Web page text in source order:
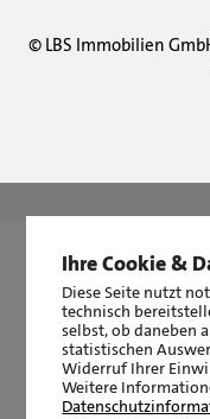
© LBS Immobilien
|2511
Ihre Cookie &
Diese Seite nutzt
technisch
selbst, ob daneben
statistischen
Widerruf Ihrer
Weitere